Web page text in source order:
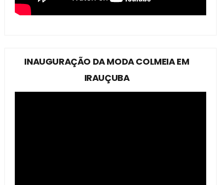
INAUGURAÇÃO DA MODA COLMEIA EM
IRAUÇUBA